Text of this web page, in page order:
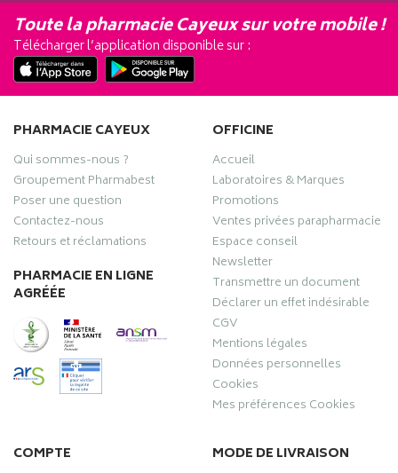
Toute la pharmacie Cayeux sur votre mobile !
Télécharger l’application disponible sur :
PHARMACIE CAYEUX
Qui sommes-nous ?
Groupement Pharmabest
Poser une question
Contactez-nous
Retours et réclamations
PHARMACIE EN LIGNE
AGRÉÉE
OFFICINE
Accueil
Laboratoires & Marques
Promotions
Ventes privées parapharmacie
Espace conseil
Newsletter
Transmettre un document
Déclarer un effet indésirable
CGV
Mentions légales
Données personnelles
Cookies
Mes préférences Cookies
COMPTE MODE DE LIVRAISON